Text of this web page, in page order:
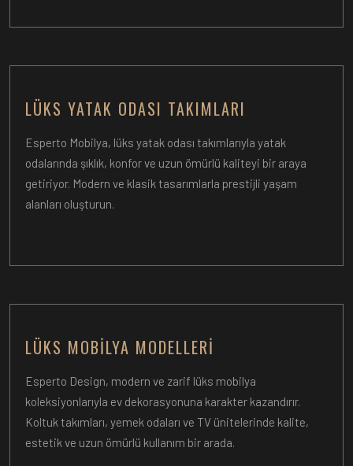
LÜKS YATAK ODASI TAKIMLARI
Esperto Mobilya, lüks yatak odası takımlarıyla yatak
odalarında şıklık, konfor ve uzun ömürlü kaliteyi bir araya
getiriyor. Modern ve klasik tasarımlarla prestijli yaşam
alanları oluşturun.
LÜKS MOBILYA MODELLERI
Esperto Design, modern ve zarif lüks mobilya
koleksiyonlarıyla ev dekorasyonuna karakter kazandırır.
Koltuk takımları, yemek odaları ve TV ünitelerinde kalite,
estetik ve uzun ömürlü kullanım bir arada.